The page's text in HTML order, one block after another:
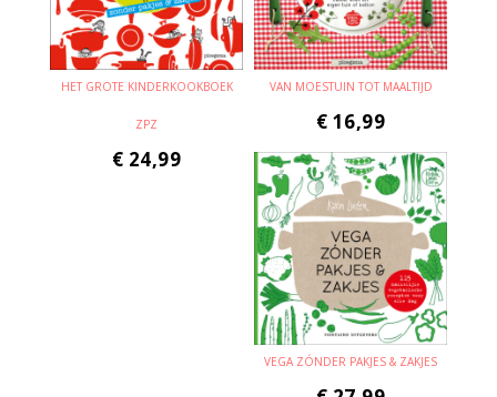
HET GROTE KINDERKOOKBOEK
ZPZ
€ 24,99
VAN MOESTUIN TOT MAALTIJD
€ 16,99
VEGA ZÓNDER PAKJES & ZAKJES